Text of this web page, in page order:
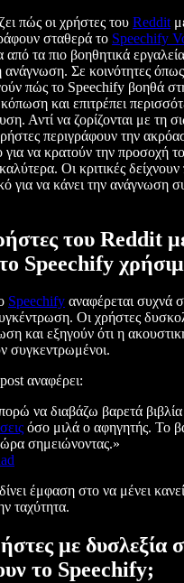
πώς οι χρήστες του Reddit
σταθερά το Speechify
από τα πιο βοηθητικά
ανάγνωση. Σε κοινότητες
πώς το Speechify βοηθά
και επιτρέπει
Αντί να ζορίζονται με τη
περιγράφουν την
για να κρατούν την προσοχή
Οι κριτικές
για να κάνει την
του Reddit
Speechify
Speechify αναφέρεται συχνά
Οι χρήστες
και εξηγούν ότι η
συγκεντρωμένοι.
αναφέρει:
να διαβάζω βαρετά βιβλία
όσο μιλά ο αφηγητής. Το
σημειώνοντας.»
έμφαση στο να μένει
ταχύτητα.
με δυσλεξία
το Speechify;